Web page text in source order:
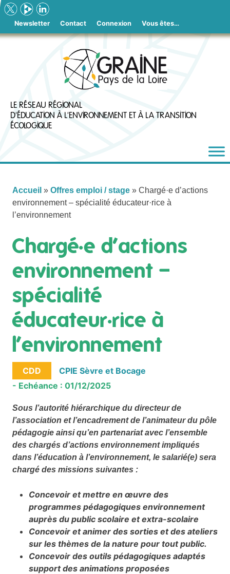
Skip
to
Newsletter Contact Connexion Vous êtes…
LE RÉSEAU RÉGIONAL
D'ÉDUCATION À L'ENVIRONNEMENT ET À LA TRANSITION
ÉCOLOGIQUE
Accueil » Offres emploi / stage » Chargé·e d’actions
environnement – spécialité éducateur·rice à
l’environnement
Chargé·e d’actions
environnement –
spécialité
éducateur·rice à
l’environnement
CDD
CPIE Sèvre et Bocage
- Echéance : 01/12/2025
Sous l’autorité hiérarchique du directeur de
l’association et l’encadrement de l’animateur du pôle
pédagogie ainsi qu’en partenariat avec l’ensemble
des chargés d’actions environnement impliqués
dans l’éducation à l’environnement, le salarié(e) sera
chargé des missions suivantes :
Concevoir et mettre en œuvre des
programmes pédagogiques environnement
auprès du public scolaire et extra-scolaire
Concevoir et animer des sorties et des ateliers
sur les thèmes de la nature pour tout public.
Concevoir des outils pédagogiques adaptés
support des animations proposées